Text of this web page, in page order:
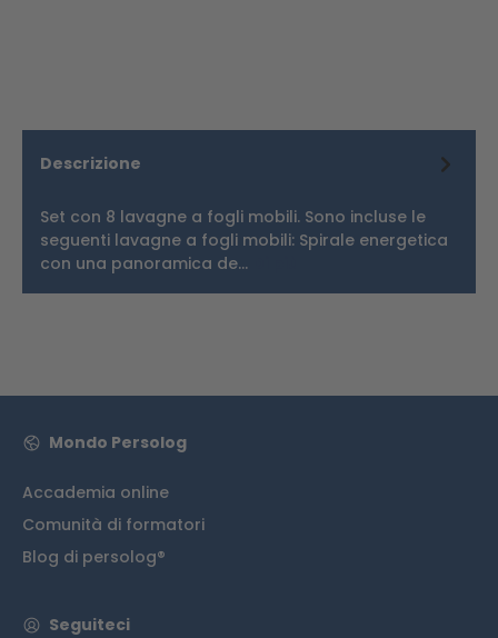
Descrizione
Set con 8 lavagne a fogli mobili. Sono incluse le
seguenti lavagne a fogli mobili: Spirale energetica
con una panoramica de…
Mondo Persolog
Accademia online
Comunità di formatori
Blog di persolog®
Seguiteci